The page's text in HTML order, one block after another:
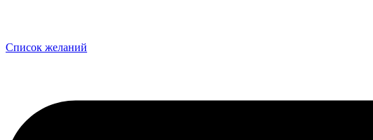
Список желаний